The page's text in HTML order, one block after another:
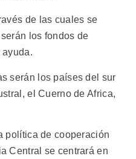
de las cuales se
los fondos de
serán los países del sur
el Cuerno de Africa,
política de cooperación
Central se centrará en